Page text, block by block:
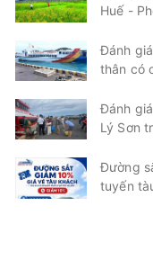
Huế -
Đánh
thân có
Đánh
Lý Sơn
Đường
tuyến